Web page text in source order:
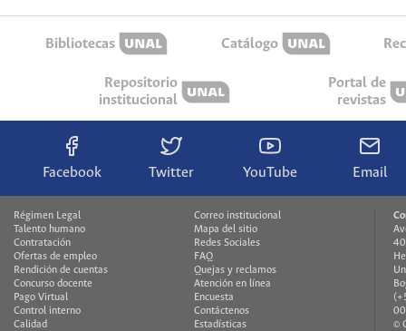
Bibliotecas Catálogo
Repositorio
institucional
Portal de
revistas
Facebook Twitter YouTube Email
Régimen Legal
Talento humano
Contratación
Ofertas de empleo
Rendición de cuentas
Concurso docente
Pago Virtual
Control interno
Calidad
Correo institucional
Mapa del sitio
Redes Sociales
FAQ
Quejas y reclamos
Atención en línea
Encuesta
Contáctenos
Estadísticas
©